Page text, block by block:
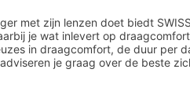
met zijn lenzen doet biedt
je wat inlevert op
in draagcomfort, de duur per
je graag over de beste